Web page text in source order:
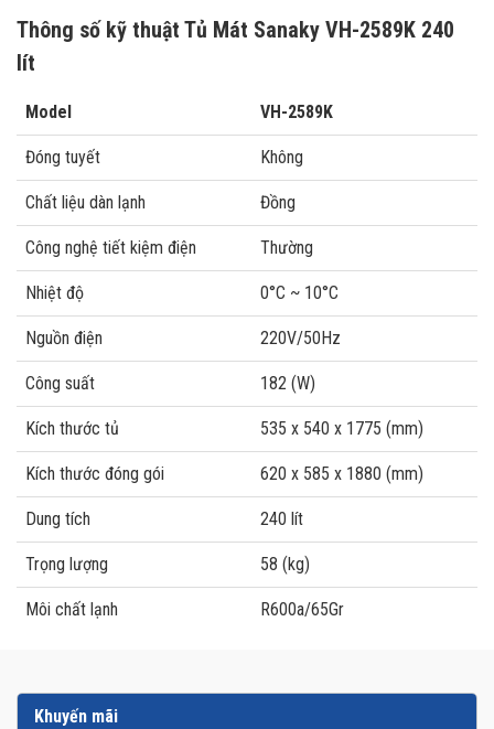
Thông số kỹ thuật Tủ Mát Sanaky VH-2589K 240
lít
Model VH-2589K
Đóng tuyết Không
Chất liệu dàn lạnh Đồng
Công nghệ tiết kiệm điện Thường
Nhiệt độ 0°C ~ 10°C
Nguồn điện 220V/50Hz
Công suất 182 (W)
Kích thước tủ 535 x 540 x 1775 (mm)
Kích thước đóng gói 620 x 585 x 1880 (mm)
Dung tích 240 lít
Trọng lượng 58 (kg)
Môi chất lạnh R600a/65Gr
Khuyến mãi